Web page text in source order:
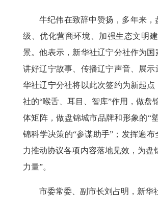
牛纪伟在致辞中赞扬，多年来
级、优化营商环境、加强生态文明
景。他表示，新华社辽宁分社作为
讲好辽宁故事、传播辽宁声音、展
华社辽宁分社将以此次签约为新起
社的“喉舌、耳目、智库”作用，做盘
体矩阵，做盘锦城市品牌和形象的“
锦科学决策的“参谋助手”；发挥遍
力推动协议各项内容落地见效，为
力量”。
市委常委、副市长刘占明，新华